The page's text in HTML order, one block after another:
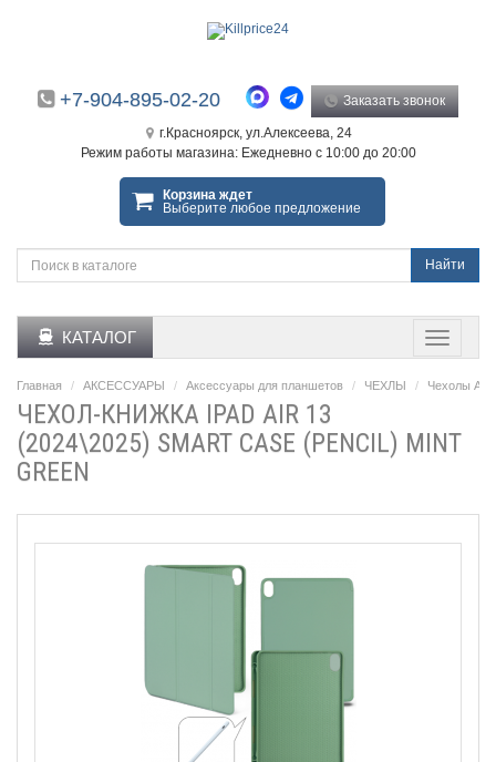
+7-904-895-02-20 Заказать звонок
г.Красноярск, ул.Алексеева, 24
Режим работы магазина: Ежедневно с 10:00 до 20:00
Корзина ждет
Выберите любое предложение
Найти
КАТАЛОГ
Главная АКСЕССУАРЫ Аксессуары для планшетов ЧЕХЛЫ Чехолы
ЧЕХОЛ-КНИЖКА IPAD AIR 13
(2024\2025) SMART CASE (PENCIL) MINT
GREEN